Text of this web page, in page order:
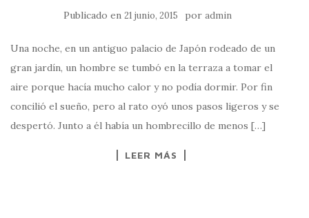
Publicado en 21 junio, 2015 por admin
Una noche, en un antiguo palacio de Japón rodeado de un
gran jardín, un hombre se tumbó en la terraza a tomar el
aire porque hacía mucho calor y no podía dormir. Por fin
concilió el sueño, pero al rato oyó unos pasos ligeros y se
despertó. Junto a él había un hombrecillo de menos […]
LEER MÁS